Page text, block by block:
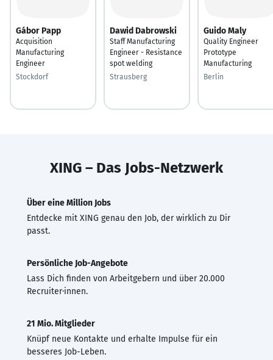
Gábor Papp
Acquisition
Manufacturing
Engineer
Stockdorf
Dawid Dabrowski
Staff Manufacturing
Engineer - Resistance
spot welding
Strausberg
Guido Maly
Quality Engineer
Prototype
Manufacturing
Berlin
XING – Das Jobs-Netzwerk
Über eine Million Jobs
Entdecke mit XING genau den Job, der wirklich zu Dir
passt.
Persönliche Job-Angebote
Lass Dich finden von Arbeitgebern und über 20.000
Recruiter·innen.
21 Mio. Mitglieder
Knüpf neue Kontakte und erhalte Impulse für ein
besseres Job-Leben.